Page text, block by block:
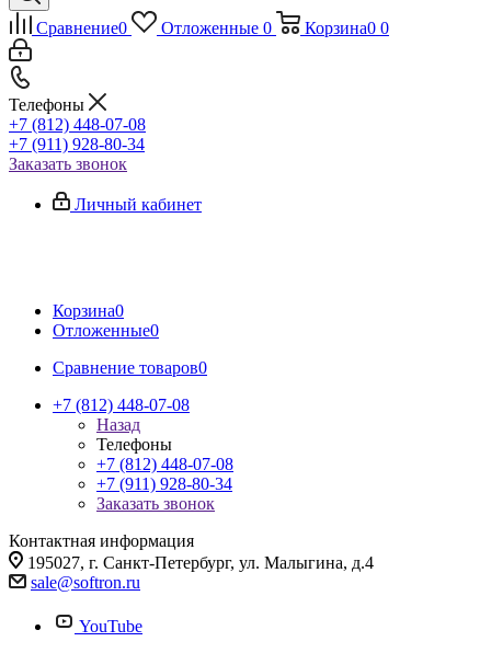
Сравнение0 Отложенные 0 Корзина0 0
Телефоны
+7 (812) 448-07-08
+7 (911) 928-80-34
Заказать звонок
Личный кабинет
Корзина0
Отложенные0
Сравнение товаров0
+7 (812) 448-07-08
Назад
Телефоны
+7 (812) 448-07-08
+7 (911) 928-80-34
Заказать звонок
Контактная информация
195027, г. Санкт-Петербург, ул. Малыгина, д.4
sale@softron.ru
YouTube